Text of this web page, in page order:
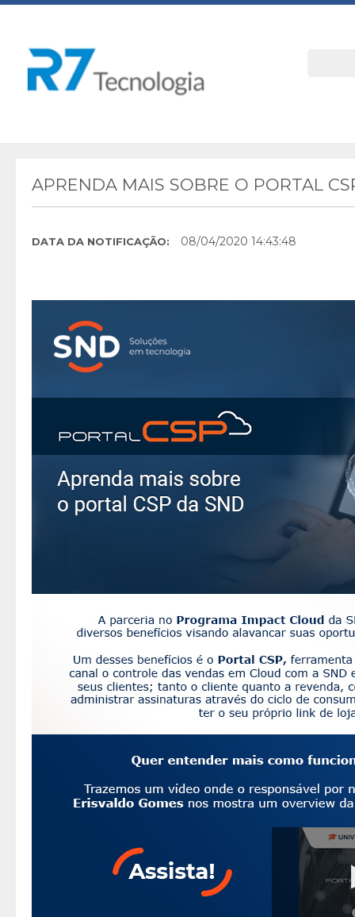
APRENDA MAIS SOBRE O PORTAL
DATA DA NOTIFICAÇÃO: 08/04/2020 14:43:48